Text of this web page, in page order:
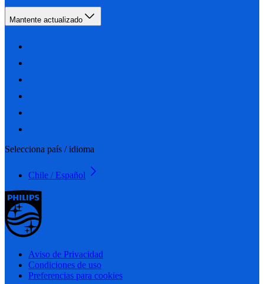
Mantente actualizado
Selecciona país / idioma
Chile / Español
Aviso de Privacidad
Condiciones de uso
Preferencias para cookies